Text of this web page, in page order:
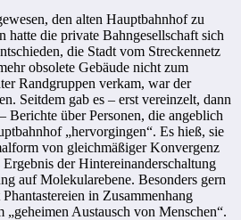
den alten Hauptbahnhof zu
hatte die private Bahngesellschaft sich
die Stadt vom Streckennetz
obsolete Gebäude nicht zum
Randgruppen verkam, war der
Seitdem gab es – erst vereinzelt, dann
Berichte über Personen, die angeblich
„hervorgingen“. Es hieß, sie
von gleichmäßiger Konvergenz
der Hintereinanderschaltung
auf Molekularebene. Besonders gern
in Zusammenhang
„geheimen Austausch von Menschen“.